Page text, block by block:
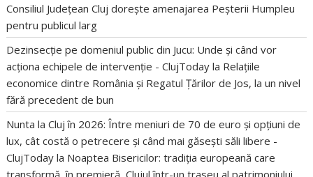
Consiliul Județean Cluj dorește amenajarea Peșterii Humpleu
pentru publicul larg
Dezinsecție pe domeniul public din Jucu: Unde și când vor
acționa echipele de intervenție - ClujToday la Relațiile
economice dintre România și Regatul Țărilor de Jos, la un nivel
fără precedent de bun
Nunta la Cluj în 2026: Între meniuri de 70 de euro și opțiuni de
lux, cât costă o petrecere și când mai găsești săli libere -
ClujToday la Noaptea Bisericilor: tradiția europeană care